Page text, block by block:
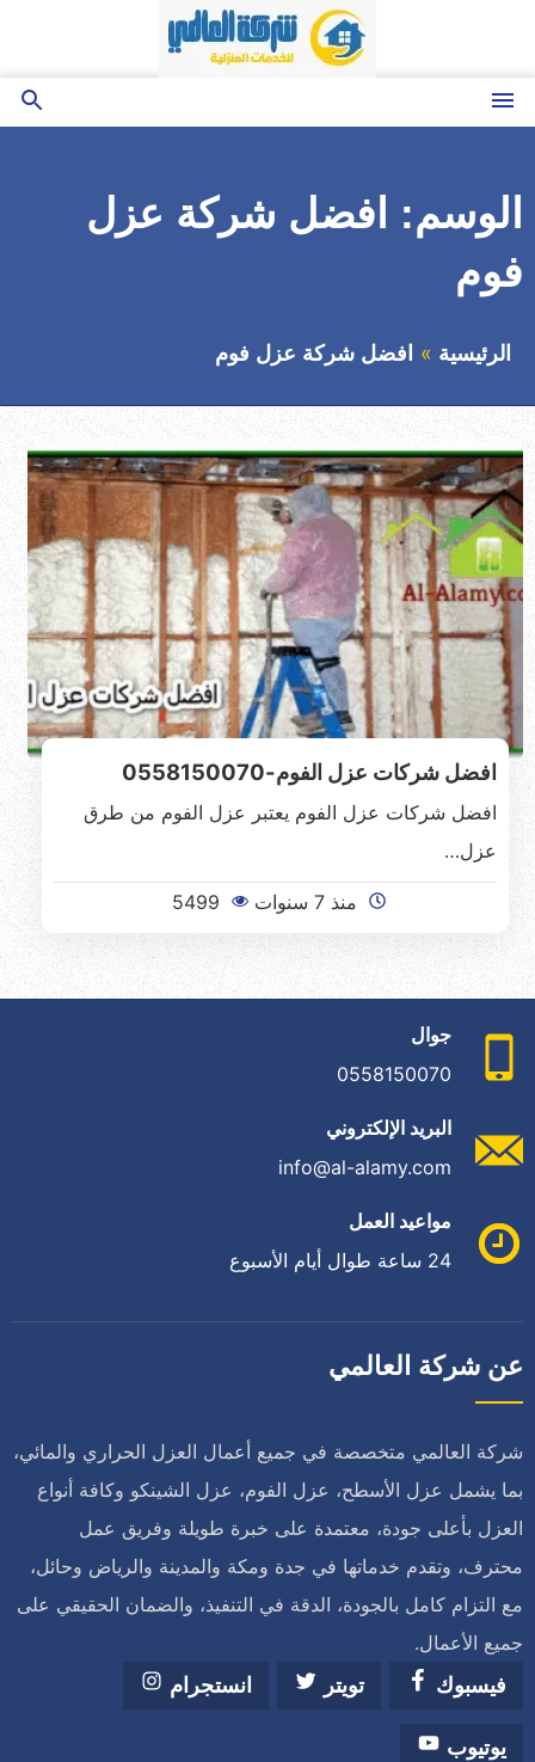
المحتوى
القائمة
بحث
الوسم:
افضل شركة عزل
فوم
الرئيسية افضل شركة عزل فوم
افضل شركات عزل الفوم-0558150070
افضل شركات عزل الفوم يعتبر عزل الفوم من طرق
عزل…
منذ 7 سنوات 5499
جوال
0558150070
البريد الإلكتروني
info@al-alamy.com
مواعيد العمل
24 ساعة طوال أيام الأسبوع
عن شركة العالمي
شركة العالمي متخصصة في جميع أعمال العزل الحراري والمائي،
بما يشمل عزل الأسطح، عزل الفوم، عزل الشينكو وكافة أنواع
العزل بأعلى جودة، معتمدة على خبرة طويلة وفريق عمل
محترف، وتقدم خدماتها في جدة ومكة والمدينة والرياض وحائل،
مع التزام كامل بالجودة، الدقة في التنفيذ، والضمان الحقيقي على
جميع الأعمال.
فيسبوك
تويتر انستجرام
يوتيوب